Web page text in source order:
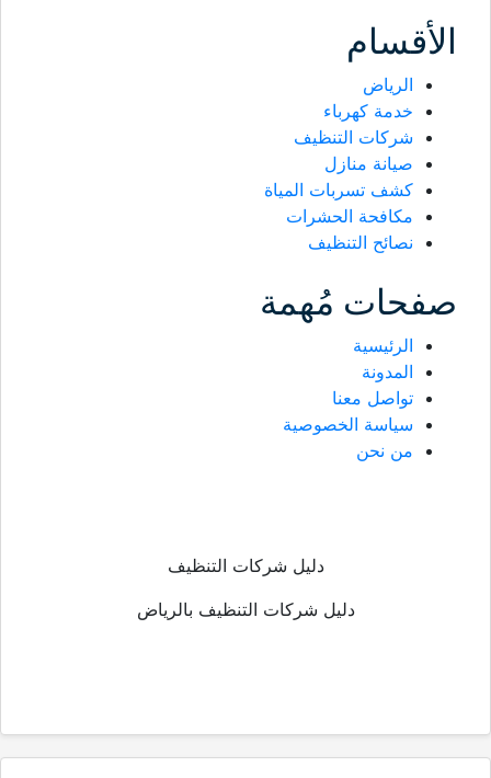
الأقسام
الرياض
خدمة كهرباء
شركات التنظيف
صيانة منازل
كشف تسربات المياة
مكافحة الحشرات
نصائح التنظيف
صفحات مُهمة
الرئيسية
المدونة
تواصل معنا
سياسة الخصوصية
من نحن
دليل شركات التنظيف
دليل شركات التنظيف بالرياض